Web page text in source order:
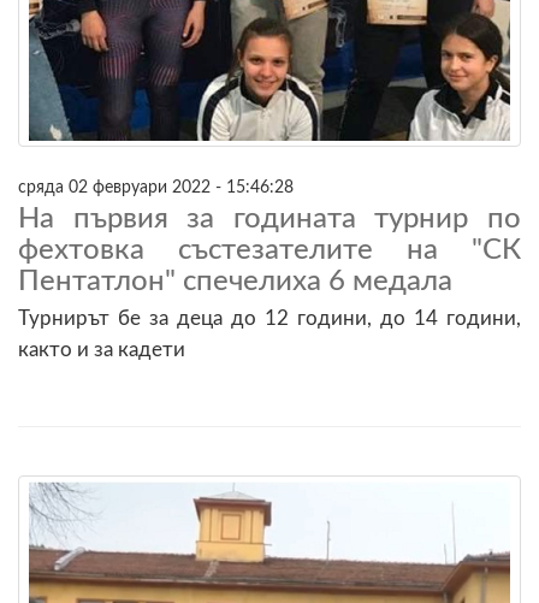
сряда 02 февруари 2022 - 15:46:28
На първия за годината турнир по
фехтовка състезателите на "СК
Пентатлон" спечелиха 6 медала
Турнирът бе за деца до 12 години, до 14 години,
както и за кадети